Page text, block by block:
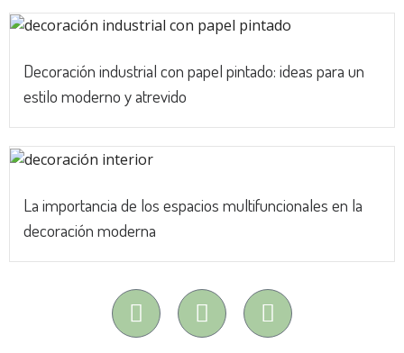
Decoración industrial con papel pintado: ideas para un
estilo moderno y atrevido
La importancia de los espacios multifuncionales en la
decoración moderna